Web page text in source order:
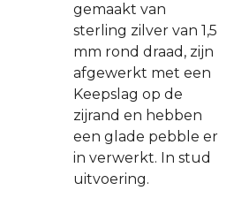
gemaakt van
sterling zilver van 1,5
mm rond draad, zijn
afgewerkt met een
Keepslag op de
zijrand en hebben
een glade pebble er
in verwerkt. In stud
uitvoering.